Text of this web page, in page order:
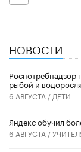
НОВОСТИ
Роспотребнадзор
рыбой и
6 АВГУСТА / ДЕТИ
​Яндекс обучил
6 АВГУСТА /